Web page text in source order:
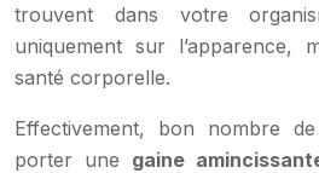
trouvent dans votre
uniquement sur l’apparence,
santé corporelle.
Effectivement, bon nombre
porter une gaine